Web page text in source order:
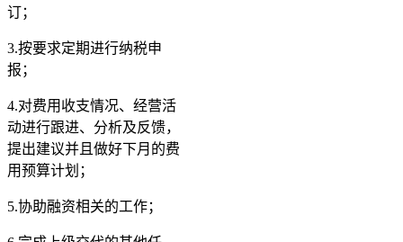
订；
3.按要求定期进行纳税申
报；
4.对费用收支情况、经营活
动进行跟进、分析及反馈，
提出建议并且做好下月的费
用预算计划；
5.协助融资相关的工作；